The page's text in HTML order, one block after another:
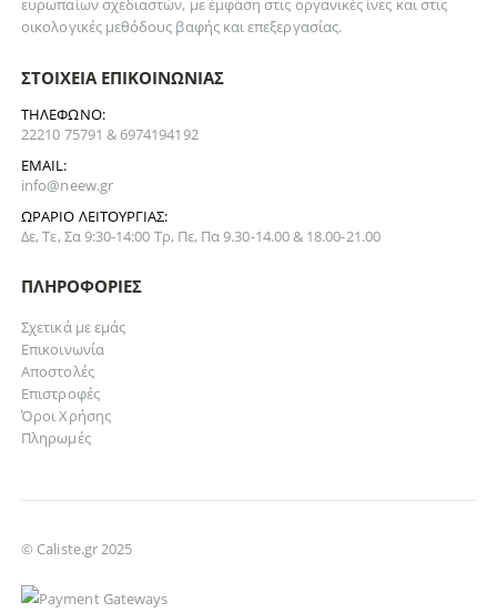
ευρωπαίων σχεδιαστών, με έμφαση στις οργανικές ίνες και στις
οικολογικές μεθόδους βαφής και επεξεργασίας.
ΣΤΟΙΧΕΊΑ ΕΠΙΚΟΙΝΩΝΊΑΣ
ΤΗΛΈΦΩΝΟ:
22210 75791 & 6974194192
EMAIL:
info@neew.gr
ΩΡΆΡΙΟ ΛΕΙΤΟΥΡΓΊΑΣ:
Δε, Τε, Σα 9:30-14:00 Τρ, Πε, Πα 9.30-14.00 & 18.00-21.00
ΠΛΗΡΟΦΟΡΊΕΣ
Σχετικά με εμάς
Επικοινωνία
Αποστολές
Επιστροφές
Όροι Χρήσης
Πληρωμές
© Caliste.gr 2025